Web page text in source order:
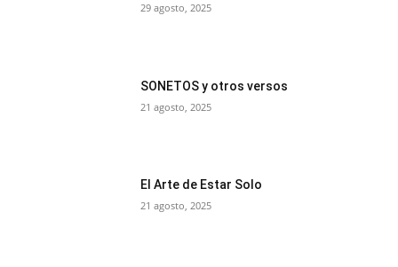
29 agosto, 2025
SONETOS y otros versos
21 agosto, 2025
El Arte de Estar Solo
21 agosto, 2025